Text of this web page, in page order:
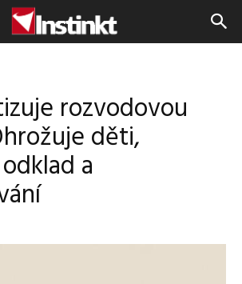
rozvodovou
děti,
a